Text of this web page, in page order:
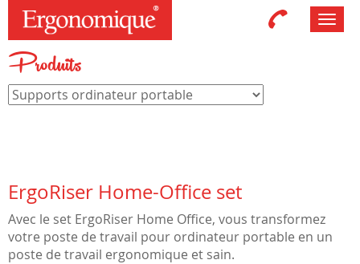
Produits
ErgoRiser Home-Office set
Avec le set ErgoRiser Home Office, vous transformez
votre poste de travail pour ordinateur portable en un
poste de travail ergonomique et sain.